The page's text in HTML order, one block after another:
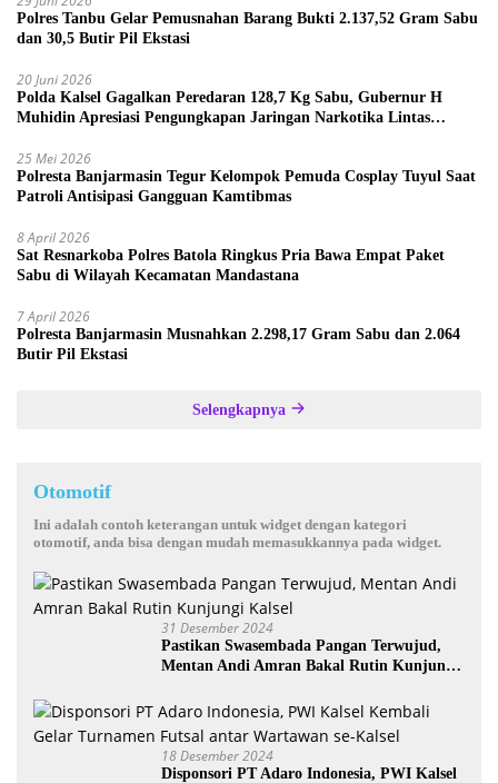
Polres Tanbu Gelar Pemusnahan Barang Bukti 2.137,52 Gram Sabu
dan 30,5 Butir Pil Ekstasi
20 Juni 2026
Polda Kalsel Gagalkan Peredaran 128,7 Kg Sabu, Gubernur H
Muhidin Apresiasi Pengungkapan Jaringan Narkotika Lintas
25 Mei 2026
Polresta Banjarmasin Tegur Kelompok Pemuda Cosplay Tuyul Saat
Patroli Antisipasi Gangguan Kamtibmas
8 April 2026
Sat Resnarkoba Polres Batola Ringkus Pria Bawa Empat Paket
Sabu di Wilayah Kecamatan Mandastana
7 April 2026
Polresta Banjarmasin Musnahkan 2.298,17 Gram Sabu dan 2.064
Butir Pil Ekstasi
Selengkapnya
Otomotif
Ini adalah contoh keterangan untuk widget dengan kategori
otomotif, anda bisa dengan mudah memasukkannya pada widget.
31 Desember 2024
Pastikan Swasembada Pangan Terwujud,
Mentan Andi Amran Bakal Rutin Kunjungi
18 Desember 2024
Disponsori PT Adaro Indonesia, PWI Kalsel